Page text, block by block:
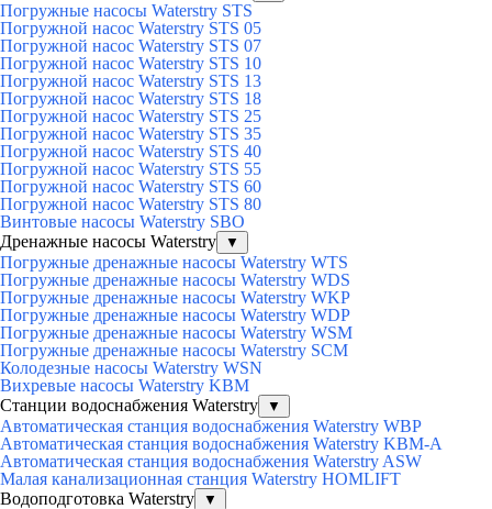
Погружные насосы Waterstry STS
Погружной насос Waterstry STS 05
Погружной насос Waterstry STS 07
Погружной насос Waterstry STS 10
Погружной насос Waterstry STS 13
Погружной насос Waterstry STS 18
Погружной насос Waterstry STS 25
Погружной насос Waterstry STS 35
Погружной насос Waterstry STS 40
Погружной насос Waterstry STS 55
Погружной насос Waterstry STS 60
Погружной насос Waterstry STS 80
Винтовые насосы Waterstry SBO
Дренажные насосы Waterstry
▼
Погружные дренажные насосы Waterstry WTS
Погружные дренажные насосы Waterstry WDS
Погружные дренажные насосы Waterstry WKP
Погружные дренажные насосы Waterstry WDP
Погружные дренажные насосы Waterstry WSM
Погружные дренажные насосы Waterstry SCM
Колодезные насосы Waterstry WSN
Вихревые насосы Waterstry KBM
Станции водоснабжения Waterstry
▼
Автоматическая станция водоснабжения Waterstry WBP
Автоматическая станция водоснабжения Waterstry KBM-A
Автоматическая станция водоснабжения Waterstry ASW
Малая канализационная станция Waterstry HOMLIFT
Водоподготовка Waterstry
▼